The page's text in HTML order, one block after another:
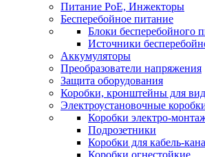
Питание PoE, Инжекторы
Бесперебойное питание
Блоки бесперебойного
Источники
Аккумуляторы
Преобразователи напряжения
Защита оборудования
Коробки, кронштейны для
Электроустановочные
Коробки электро-
Подрозетники
Коробки для кабель-